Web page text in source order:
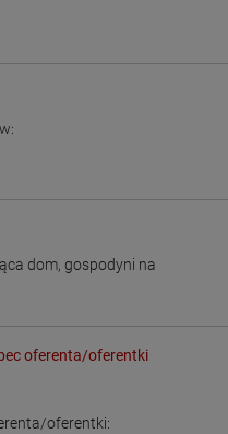
dom, gospodyni na
oferenta/oferentki
oferentki: